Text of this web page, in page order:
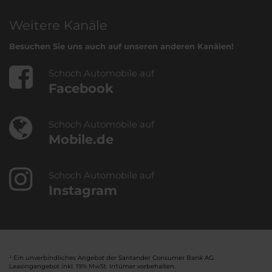
Weitere Kanäle
Besuchen Sie uns auch auf unseren anderen Kanälen!
Schoch Automobile auf
Facebook
Schoch Automobile auf
Mobile.de
Schoch Automobile auf
Instagram
¹ Ein unverbindliches Angebot der Santander Consumer Bank AG.
Leasingangebot inkl. 19% MwSt. Irrtümer vorbehalten.